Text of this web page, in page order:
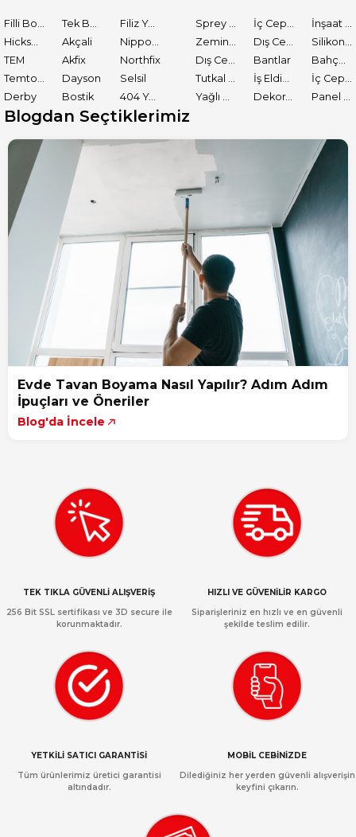
Filiz Yapı Market
Akçali
TEM
Akfix
Northfix
Dayson
Selsil
Derby
Bostik 404 Yapıştırıcı
Bantlar
İş Eldiveni
Dekoratif Boyalar
Blogdan Seçtiklerimiz
Evde Tavan Boyama Nasıl Yapılır? Adım Adım
İpuçları ve Öneriler
Blog'da İncele
TEK TIKLA GÜVENLİ ALIŞVERİŞ
256 Bit SSL sertifikası ve 3D secure ile
korunmaktadır.
HIZLI VE GÜVENİLİR KARGO
Siparişleriniz en hızlı ve en güvenli
şekilde teslim edilir.
YETKİLİ SATICI GARANTİSİ
Tüm ürünlerimiz üretici garantisi
altındadır.
MOBİL CEBİNİZDE
Dilediğiniz her yerden güvenli alışverişin
keyfini çıkarın.